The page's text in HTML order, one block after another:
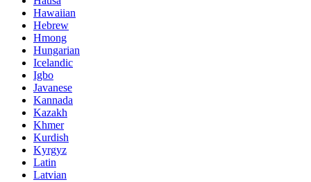
Hawaiian
Hebrew
Hmong
Hungarian
Icelandic
Igbo
Javanese
Kannada
Kazakh
Khmer
Kurdish
Kyrgyz
Latin
Latvian